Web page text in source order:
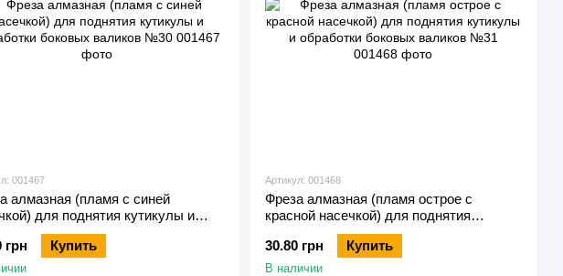
001467
алмазная (пламя с синей
для поднятия кутикулы и
боковых валиков №30
грн
Купить
Артикул: 001468
Фреза алмазная (пламя острое с
красной насечкой) для поднятия
кутикулы и обработки боковых валиков
№31
30.80 грн Купить
В наличии